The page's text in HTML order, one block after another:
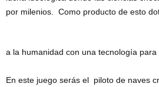
por milenios. Como producto de esto
a la humanidad con una tecnología para
En este juego serás el piloto de naves